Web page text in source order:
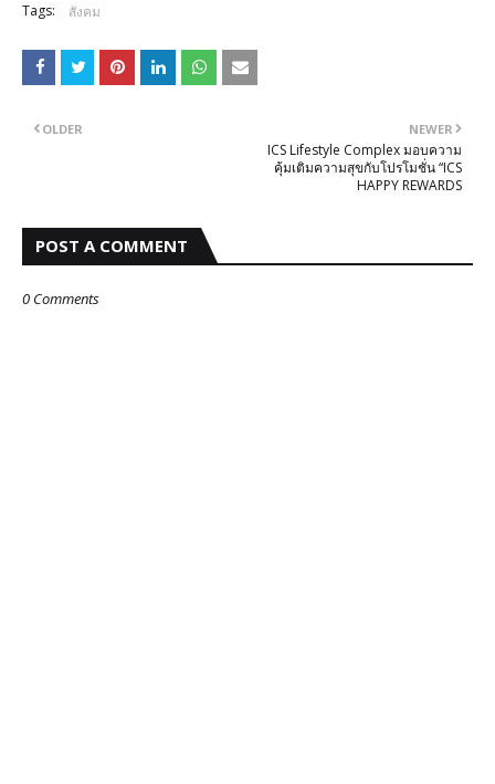
Tags: สังคม
NEWER
ICS Lifestyle Complex มอบความ
คุ้มเติมความสุขกับโปรโมชั่น “ICS
HAPPY REWARDS
OLDER
POST A COMMENT
0 Comments